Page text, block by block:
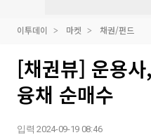
이투데이 마켓 채권/펀드
[채권뷰] 운용
융채 순매수
입력 2024-09-19 08:46